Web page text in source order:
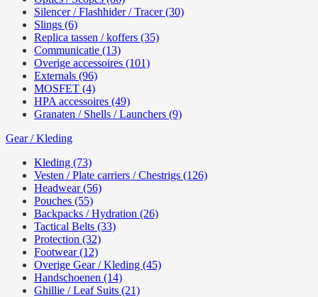
Silencer / Flashhider / Tracer (30)
Slings (6)
Replica tassen / koffers (35)
Communicatie (13)
Overige accessoires (101)
Externals (96)
MOSFET (4)
HPA accessoires (49)
Granaten / Shells / Launchers (9)
Gear / Kleding
Kleding (73)
Vesten / Plate carriers / Chestrigs (126)
Headwear (56)
Pouches (55)
Backpacks / Hydration (26)
Tactical Belts (33)
Protection (32)
Footwear (12)
Overige Gear / Kleding (45)
Handschoenen (14)
Ghillie / Leaf Suits (21)